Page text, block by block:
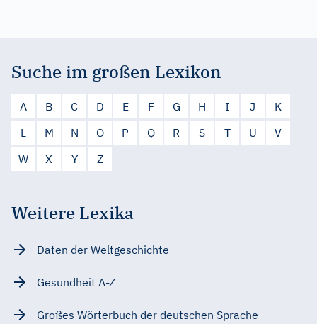
Suche im großen Lexikon
A B C D E F G H I J
K
L
M N O P Q R S T U
V
W
X Y Z
Weitere Lexika
Daten der Weltgeschichte
Gesundheit A-Z
Großes Wörterbuch der deutschen Sprache